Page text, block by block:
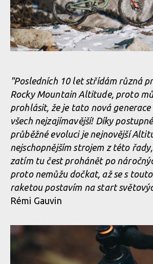
Novinka: Zcela nový Rocky Mountain
LC2R
Novinka: Zcela nový Rocky Mountain
LC2R
"Posledních 10 let střídám různá
Rocky Mountain Altitude, proto
prohlásit, že je tato nová generace
všech nejzajímavější! Díky
průběžné evoluci je nejnovější
nejschopnějším strojem z této
zatím tu čest prohánět po
proto nemůžu dočkat, až se s
raketou postavím na start
Rémi Gauvin